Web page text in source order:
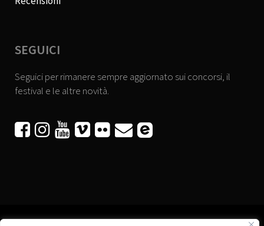
SEGUICI
Seguici per rimanere sempre aggiornato sui concorsi, il
festival e le altre novità.
     